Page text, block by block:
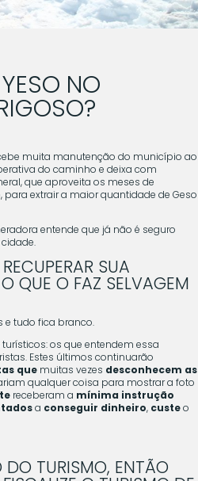
NO
muita manutenção do município ao
do caminho e deixa com
que aproveita os meses de
extrair a maior quantidade de Geso
entende que já não é seguro
SUA
QUE O FAZ SELVAGEM
e tudo fica branco.
os que entendem essa
Estes últimos continuarão
que muitas vezes desconhecem as
qualquer coisa para mostrar a foto
receberam a mínima instrução
a conseguir dinheiro, custeo
TURISMO, ENTÃO